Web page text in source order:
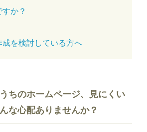
か？
成を検討している方へ
うちのホームページ、見にくい
な心配ありませんか？